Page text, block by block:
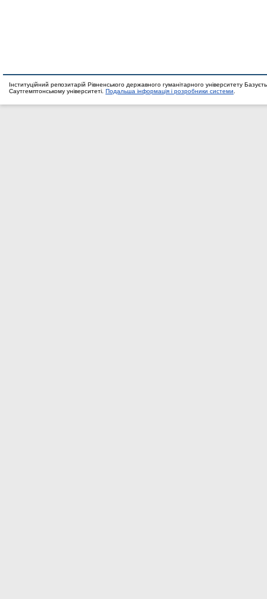
Інституційний репозитарій Рівненського державного гуманітарного університету
Саутгемптонському університеті. Подальша інформація і розробники системи